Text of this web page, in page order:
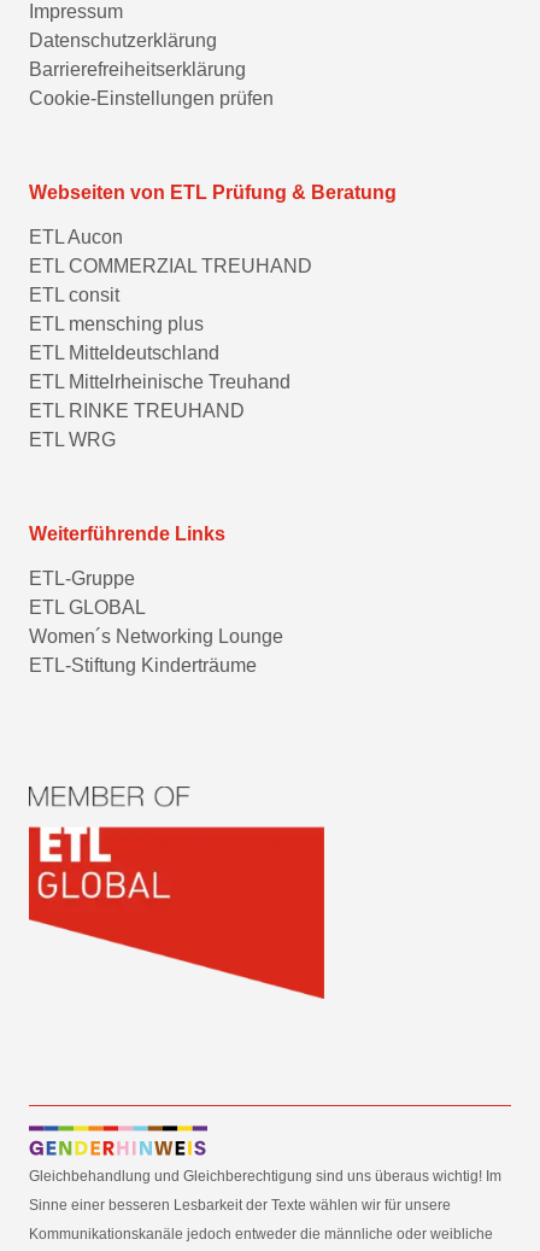
Impressum
Datenschutzerklärung
Barrierefreiheitserklärung
Cookie-Einstellungen prüfen
Webseiten von ETL Prüfung & Beratung
ETL Aucon
ETL COMMERZIAL TREUHAND
ETL consit
ETL mensching plus
ETL Mitteldeutschland
ETL Mittelrheinische Treuhand
ETL RINKE TREUHAND
ETL WRG
Weiterführende Links
ETL-Gruppe
ETL GLOBAL
Women´s Networking Lounge
ETL-Stiftung Kinderträume
Gleichbehandlung und Gleichberechtigung sind uns überaus wichtig! Im
Sinne einer besseren Lesbarkeit der Texte wählen wir für unsere
Kommunikationskanäle jedoch entweder die männliche oder weibliche